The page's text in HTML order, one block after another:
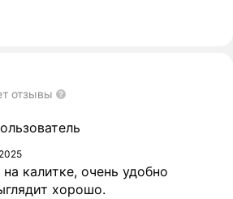
отзывы
калитке, очень удобно
хорошо.